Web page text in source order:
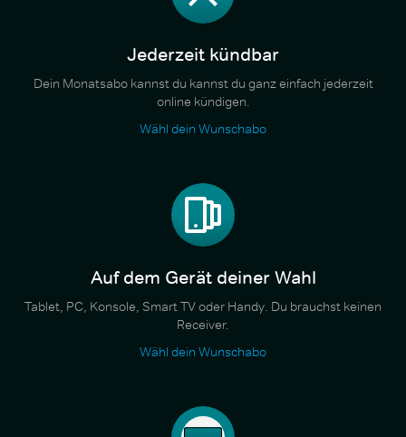
Jederzeit kündbar
Dein Monatsabo kannst du kannst du ganz einfach jederzeit
online kündigen.
Wähl dein Wunschabo
Auf dem Gerät deiner Wahl
Tablet, PC, Konsole, Smart TV oder Handy. Du brauchst keinen
Receiver.
Wähl dein Wunschabo